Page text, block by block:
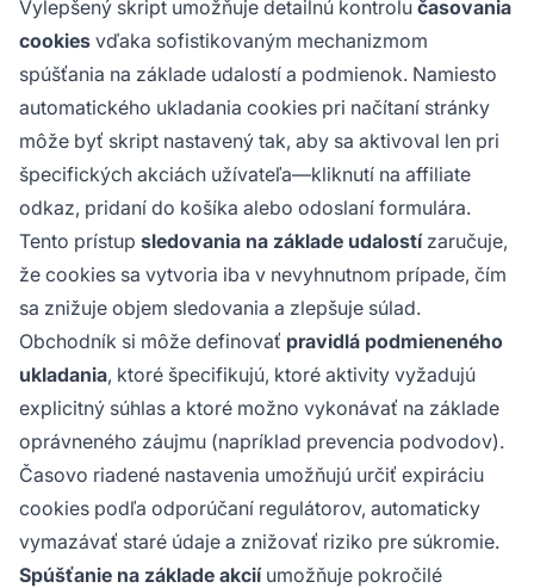
Vylepšený skript umožňuje detailnú kontrolu časovania
cookies vďaka sofistikovaným mechanizmom
spúšťania na základe udalostí a podmienok. Namiesto
automatického ukladania cookies pri načítaní stránky
môže byť skript nastavený tak, aby sa aktivoval len pri
špecifických akciách užívateľa—kliknutí na affiliate
odkaz, pridaní do košíka alebo odoslaní formulára.
Tento prístup sledovania na základe udalostízaručuje,
že cookies sa vytvoria iba v nevyhnutnom prípade, čím
sa znižuje objem sledovania a zlepšuje súlad.
Obchodník si môže definovať pravidlá podmieneného
ukladania, ktoré špecifikujú, ktoré aktivity vyžadujú
explicitný súhlas a ktoré možno vykonávať na základe
oprávneného záujmu (napríklad prevencia podvodov).
Časovo riadené nastavenia umožňujú určiť expiráciu
cookies podľa odporúčaní regulátorov, automaticky
vymazávať staré údaje a znižovať riziko pre súkromie.
Spúšťanie na základe akciíumožňuje pokročilé